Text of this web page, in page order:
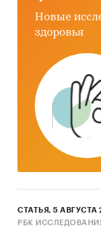
Новые
здоровья
СТАТЬЯ, 5 АВГУСТА
РБК